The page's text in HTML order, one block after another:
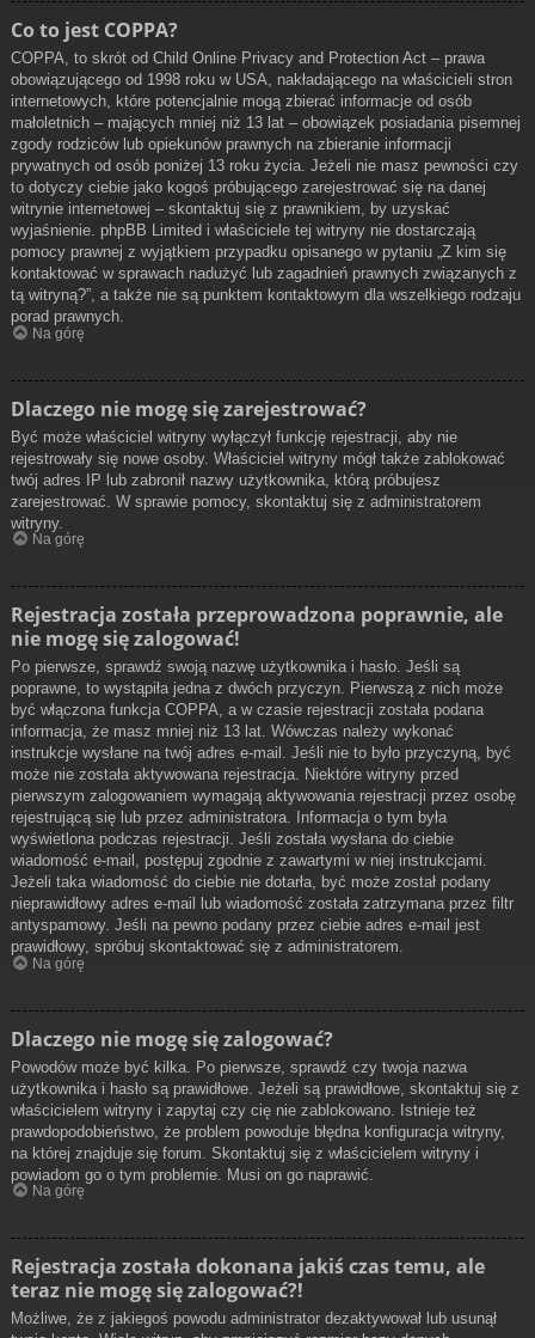
Co to jest COPPA?
COPPA, to skrót od Child Online Privacy and Protection Act – prawa
obowiązującego od 1998 roku w USA, nakładającego na właścicieli stron
internetowych, które potencjalnie mogą zbierać informacje od osób
małoletnich – mających mniej niż 13 lat – obowiązek posiadania pisemnej
zgody rodziców lub opiekunów prawnych na zbieranie informacji
prywatnych od osób poniżej 13 roku życia. Jeżeli nie masz pewności czy
to dotyczy ciebie jako kogoś próbującego zarejestrować się na danej
witrynie internetowej – skontaktuj się z prawnikiem, by uzyskać
wyjaśnienie. phpBB Limited i właściciele tej witryny nie dostarczają
pomocy prawnej z wyjątkiem przypadku opisanego w pytaniu „Z kim się
kontaktować w sprawach nadużyć lub zagadnień prawnych związanych z
tą witryną?”, a także nie są punktem kontaktowym dla wszelkiego rodzaju
porad prawnych.
Na górę
Dlaczego nie mogę się zarejestrować?
Być może właściciel witryny wyłączył funkcję rejestracji, aby nie
rejestrowały się nowe osoby. Właściciel witryny mógł także zablokować
twój adres IP lub zabronił nazwy użytkownika, którą próbujesz
zarejestrować. W sprawie pomocy, skontaktuj się z administratorem
witryny.
Na górę
Rejestracja została przeprowadzona poprawnie, ale
nie mogę się zalogować!
Po pierwsze, sprawdź swoją nazwę użytkownika i hasło. Jeśli są
poprawne, to wystąpiła jedna z dwóch przyczyn. Pierwszą z nich może
być włączona funkcja COPPA, a w czasie rejestracji została podana
informacja, że masz mniej niż 13 lat. Wówczas należy wykonać
instrukcje wysłane na twój adres e-mail. Jeśli nie to było przyczyną, być
może nie została aktywowana rejestracja. Niektóre witryny przed
pierwszym zalogowaniem wymagają aktywowania rejestracji przez osobę
rejestrującą się lub przez administratora. Informacja o tym była
wyświetlona podczas rejestracji. Jeśli została wysłana do ciebie
wiadomość e-mail, postępuj zgodnie z zawartymi w niej instrukcjami.
Jeżeli taka wiadomość do ciebie nie dotarła, być może został podany
nieprawidłowy adres e-mail lub wiadomość została zatrzymana przez filtr
antyspamowy. Jeśli na pewno podany przez ciebie adres e-mail jest
prawidłowy, spróbuj skontaktować się z administratorem.
Na górę
Dlaczego nie mogę się zalogować?
Powodów może być kilka. Po pierwsze, sprawdź czy twoja nazwa
użytkownika i hasło są prawidłowe. Jeżeli są prawidłowe, skontaktuj się z
właścicielem witryny i zapytaj czy cię nie zablokowano. Istnieje też
prawdopodobieństwo, że problem powoduje błędna konfiguracja witryny,
na której znajduje się forum. Skontaktuj się z właścicielem witryny i
powiadom go o tym problemie. Musi on go naprawić.
Na górę
Rejestracja została dokonana jakiś czas temu, ale
teraz nie mogę się zalogować?!
Możliwe, że z jakiegoś powodu administrator dezaktywował lub usunął